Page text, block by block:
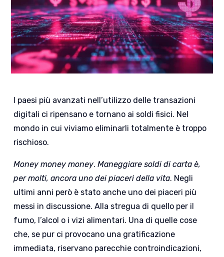
I paesi più avanzati nell’utilizzo delle transazioni
digitali ci ripensano e tornano ai soldi fisici. Nel
mondo in cui viviamo eliminarli totalmente è troppo
rischioso.
Money money money.Maneggiare soldi di carta è,
per molti, ancora uno dei piaceri della vita. Negli
ultimi anni però è stato anche uno dei piaceri più
messi in discussione. Alla stregua di quello per il
fumo, l’alcol o i vizi alimentari. Una di quelle cose
che, se pur ci provocano una gratificazione
immediata, riservano parecchie controindicazioni,